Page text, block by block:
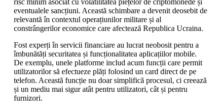
risc minim asociat cu volatilitatea piețelor de criptomonede și
eventualele sancțiuni. Această schimbare a devenit deosebit de
relevantă în contextul operațiunilor militare și al
constrângerilor economice care afectează Republica Ucraina.
Fost experți în servicii financiare au lucrat neobosit pentru a
îmbunătăți securitatea și funcționalitatea aplicațiilor mobile.
De exemplu, unele platforme includ acum funcții care permit
utilizatorilor să efectueze plăți folosind un card direct de pe
telefon. Această funcție nu doar simplifică procesul, ci creează
și un mediu mai sigur atât pentru utilizatori, cât și pentru
furnizori.